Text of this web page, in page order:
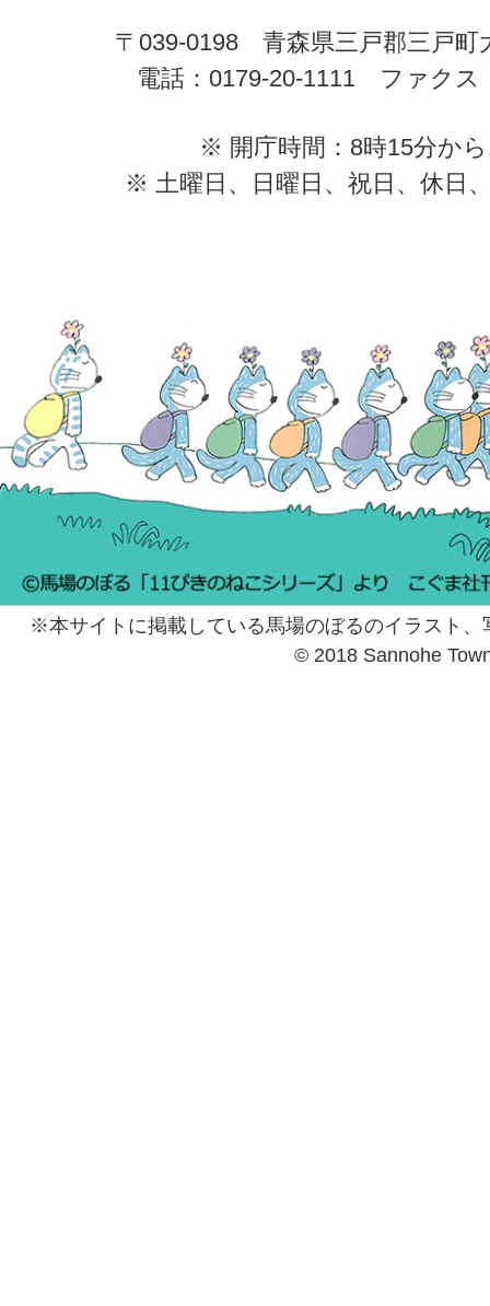
〒039-0198 青森県三戸郡三戸町
電話：0179-20-1111 ファクス
※ 開庁時間：8時15分か
※ 土曜日、日曜日、祝日、休日
※本サイトに掲載している馬場のぼるのイラスト
© 2018 Sannohe